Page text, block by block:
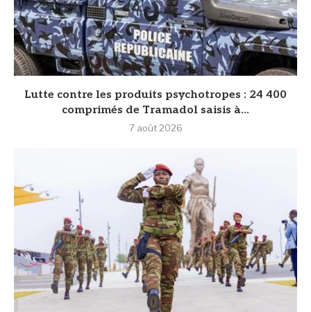
Lutte contre les produits psychotropes : 24 400
comprimés de Tramadol saisis à...
7 août 2026